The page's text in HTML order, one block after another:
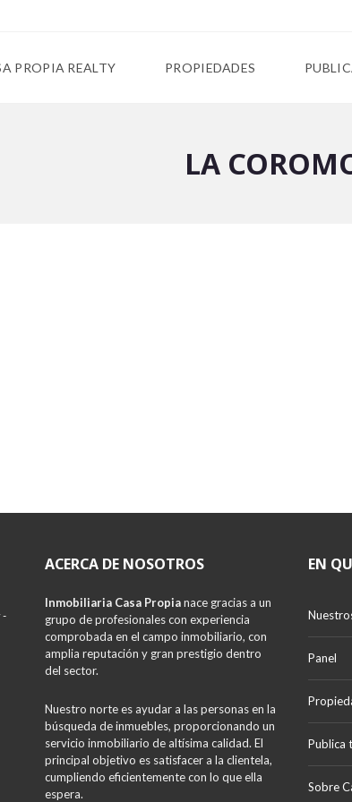
PROPIA REALTY PROPIEDADES
LA
-
ACERCA DE NOSOTROS
Inmobiliaria Casa Propianace gracias a un
grupo de profesionales con experiencia
comprobada en el campo inmobiliario, con
amplia reputación y gran prestigio dentro
del sector.
Nuestro norte es ayudar a las personas en la
búsqueda de inmuebles, proporcionando un
servicio inmobiliario de altísima calidad. El
principal objetivo es satisfacer a la clientela,
cumpliendo eficientemente con lo que ella
espera.
EN
Panel
Publica
Sobre